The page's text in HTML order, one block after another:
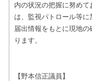
内の状況の把握に努め
は、監視パトロール等に
届出情報をもとに現地
ります。
【野本信正議員】